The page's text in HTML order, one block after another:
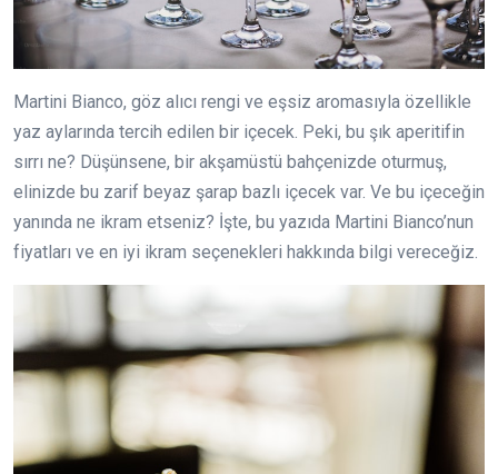
Martini Bianco, göz alıcı rengi ve eşsiz aromasıyla özellikle
yaz aylarında tercih edilen bir içecek. Peki, bu şık aperitifin
sırrı ne? Düşünsene, bir akşamüstü bahçenizde oturmuş,
elinizde bu zarif beyaz şarap bazlı içecek var. Ve bu içeceğin
yanında ne ikram etseniz? İşte, bu yazıda Martini Bianco’nun
fiyatları ve en iyi ikram seçenekleri hakkında bilgi vereceğiz.